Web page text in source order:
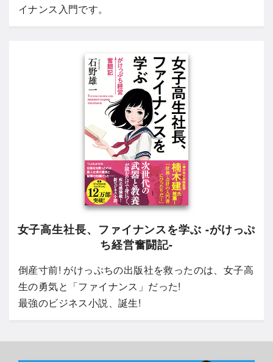
イナンス入門です。
女子高生社長、ファイナンスを学ぶ -がけっぷ
ち経営奮闘記-
倒産寸前! がけっぷちの出版社を救ったのは、女子高
生の勇気と「ファイナンス」だった!
最強のビジネス小説、誕生!